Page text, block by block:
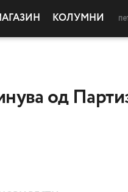
КОЛУМНИ
од